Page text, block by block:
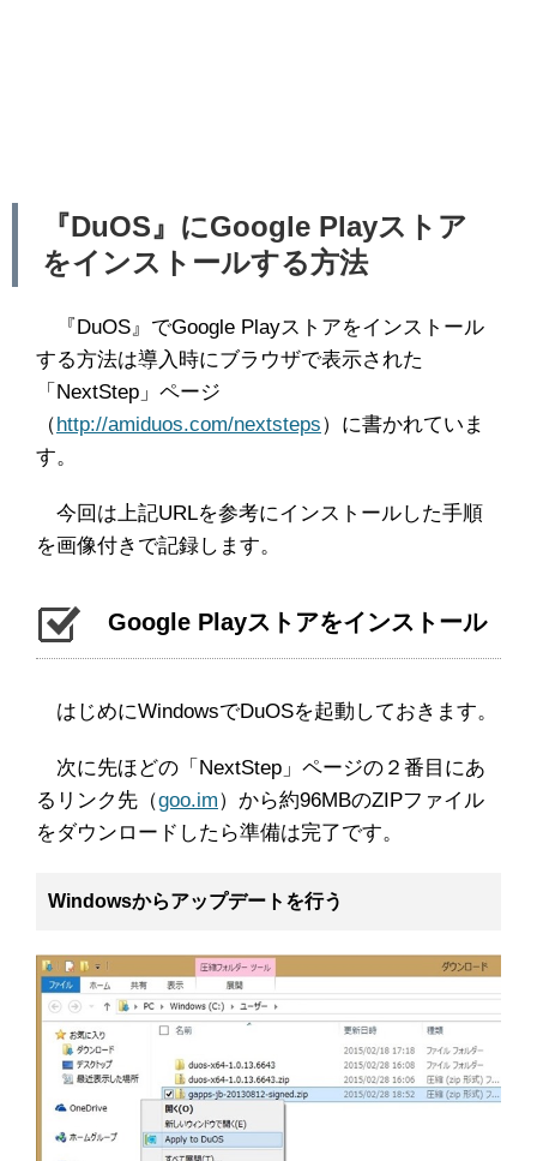
『DuOS』にGoogle Playストア
をインストールする方法
『DuOS』でGoogle Playストアをインストール
する方法は導入時にブラウザで表示された
「NextStep」ページ
（ http://amiduos.com/nextsteps）に書かれていま
す。
今回は上記URLを参考にインストールした手順
を画像付きで記録します。
Google Playストアをインストール
はじめにWindowsでDuOSを起動しておきます。
次に先ほどの「NextStep」ページの２番目にあ
るリンク先（goo.im）から約96MBのZIPファイル
をダウンロードしたら準備は完了です。
Windowsからアップデートを行う